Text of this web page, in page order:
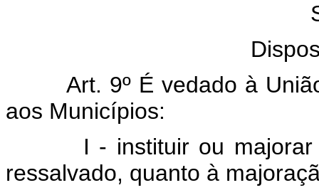
Art. 9º É vedado à União,
aos Municípios:
I - instituir ou majorar
ressalvado, quanto à